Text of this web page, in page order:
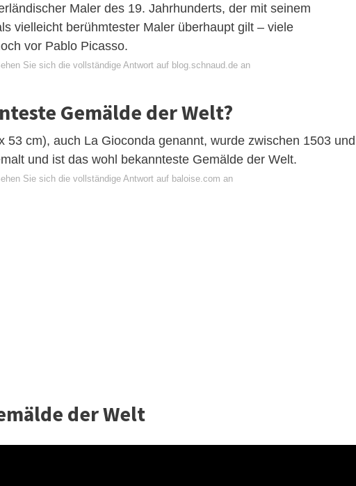
Maler des 19. Jahrhunderts, der mit seinem
vielleicht berühmtester Maler überhaupt gilt – viele
vor Pablo Picasso.
Sie sich die vollständige Antwort auf blog.schnaud.de an
Gemälde der Welt?
53 cm), auch La Gioconda genannt, wurde zwischen 1503 und
und ist das wohl bekannteste Gemälde der Welt.
Sie sich die vollständige Antwort auf baloise.com an
der Welt